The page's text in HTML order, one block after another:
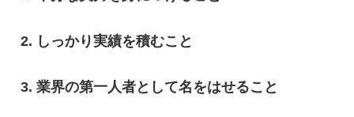
しっかり実績を積むこと
業界の第一人者として名をはせること